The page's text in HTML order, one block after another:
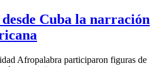
Cuba la narración
Afropalabra participaron figuras de